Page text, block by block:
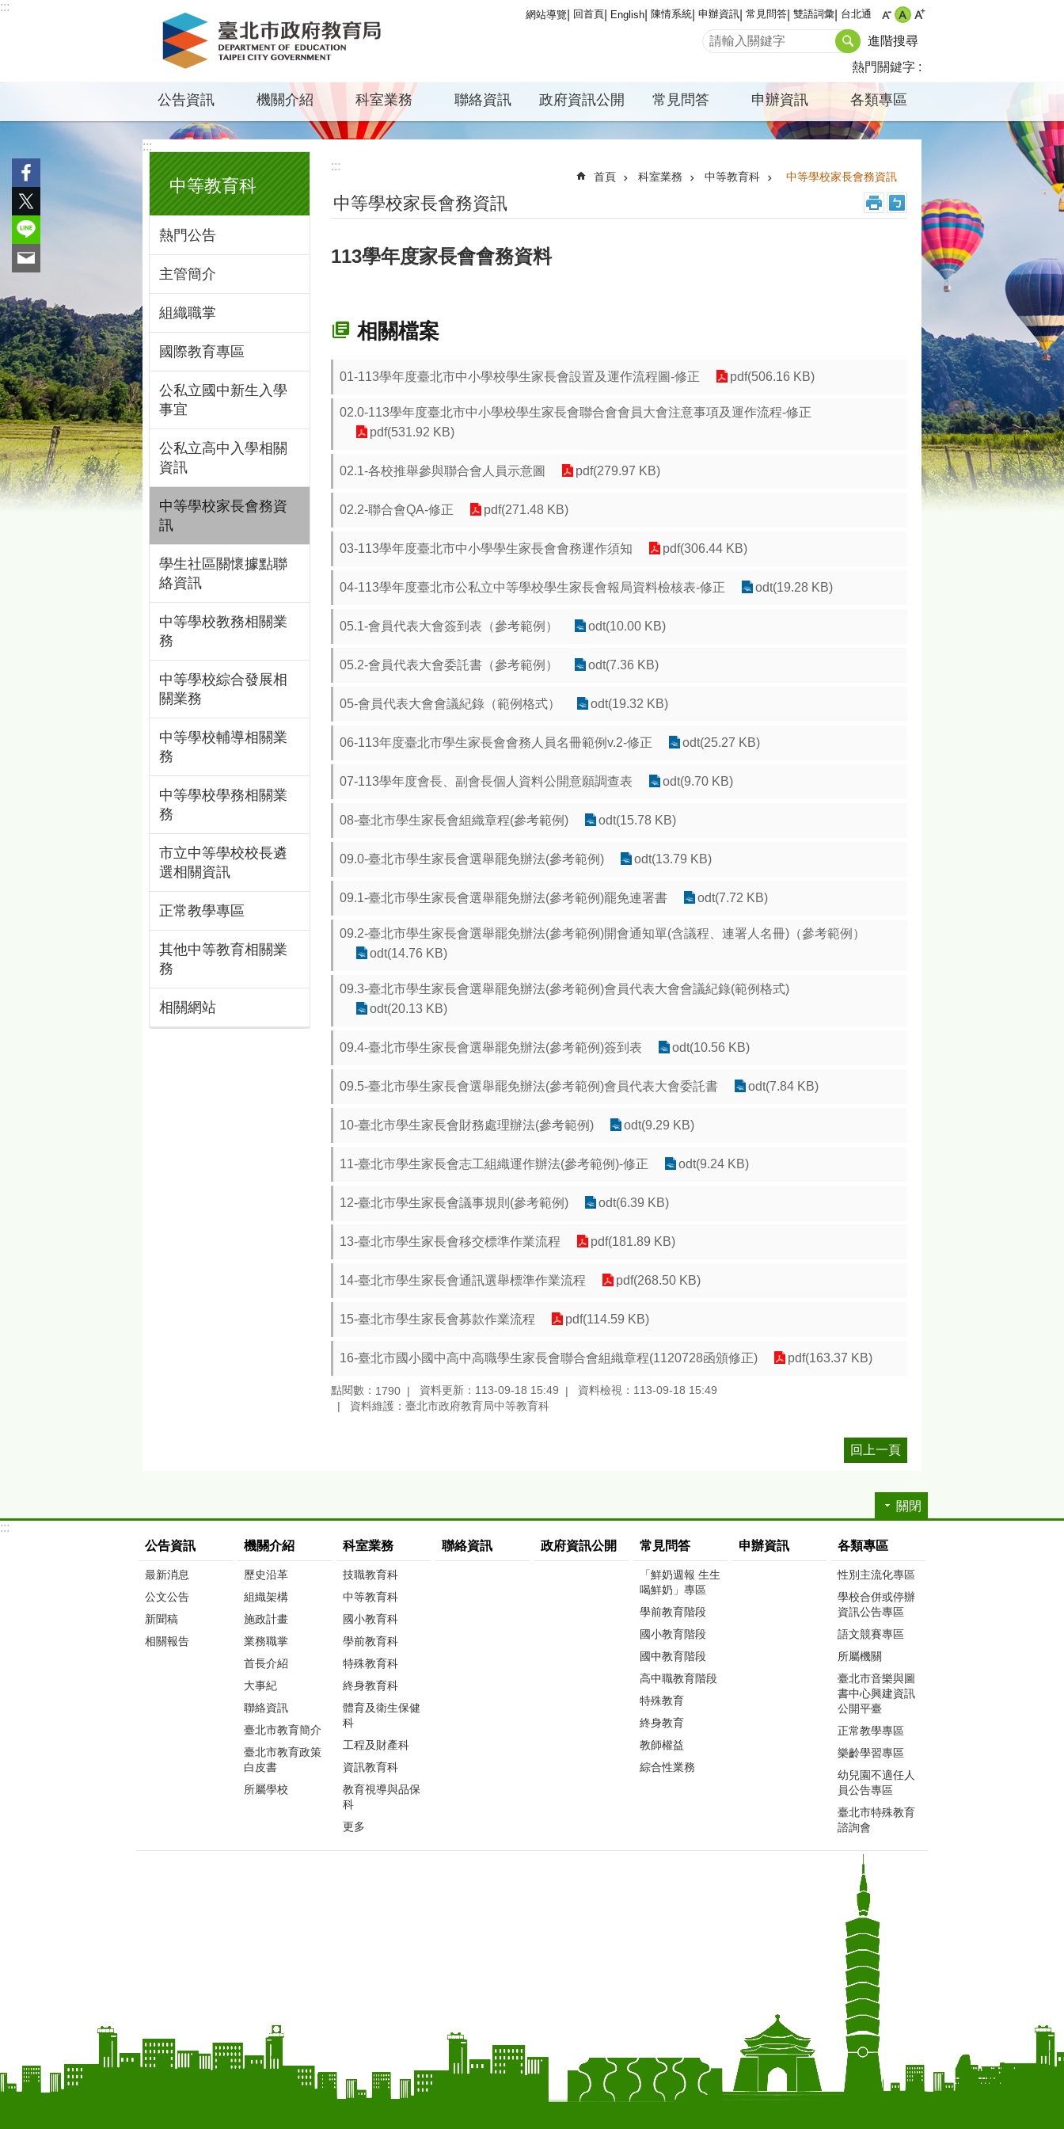
跳到主要內容區塊
:::
網站導覽 回首頁 English 陳情系統 申辦資訊 常見問答 雙語詞彙 台北通
進階搜尋
熱門關鍵字
公告資訊 機關介紹 科室業務 聯絡資訊 政府資訊公開 常見問答 申辦資訊 各類專區
:::
中等教育科
熱門公告
主管簡介
組織職掌
國際教育專區
公私立國中新生入學
事宜
公私立高中入學相關
資訊
中等學校家長會務資
訊
學生社區關懷據點聯
絡資訊
中等學校教務相關業
務
中等學校綜合發展相
關業務
中等學校輔導相關業
務
中等學校學務相關業
務
市立中等學校校長遴
選相關資訊
正常教學專區
其他中等教育相關業
務
相關網站
:::
首頁 科室業務 中等教育科 中等學校家長會務資訊
中等學校家長會務資訊
113學年度家長會會務資料
相關檔案
01-113學年度臺北市中小學校學生家長會設置及運作流程圖-修正 pdf(506.16 KB)
02.0-113學年度臺北市中小學校學生家長會聯合會會員大會注意事項及運作流程-修正
pdf(531.92 KB)
02.1-各校推舉參與聯合會人員示意圖 pdf(279.97 KB)
02.2-聯合會QA-修正 pdf(271.48 KB)
03-113學年度臺北市中小學學生家長會會務運作須知 pdf(306.44 KB)
04-113學年度臺北市公私立中等學校學生家長會報局資料檢核表-修正 odt(19.28 KB)
05.1-會員代表大會簽到表（參考範例） odt(10.00 KB)
05.2-會員代表大會委託書（參考範例） odt(7.36 KB)
05-會員代表大會會議紀錄（範例格式） odt(19.32 KB)
06-113年度臺北市學生家長會會務人員名冊範例v.2-修正 odt(25.27 KB)
07-113學年度會長、副會長個人資料公開意願調查表 odt(9.70 KB)
08-臺北市學生家長會組織章程(參考範例) odt(15.78 KB)
09.0-臺北市學生家長會選舉罷免辦法(參考範例) odt(13.79 KB)
09.1-臺北市學生家長會選舉罷免辦法(參考範例)罷免連署書 odt(7.72 KB)
09.2-臺北市學生家長會選舉罷免辦法(參考範例)開會通知單(含議程、連署人名冊)（參考範例）
odt(14.76 KB)
09.3-臺北市學生家長會選舉罷免辦法(參考範例)會員代表大會會議紀錄(範例格式)
odt(20.13 KB)
09.4-臺北市學生家長會選舉罷免辦法(參考範例)簽到表 odt(10.56 KB)
09.5-臺北市學生家長會選舉罷免辦法(參考範例)會員代表大會委託書 odt(7.84 KB)
10-臺北市學生家長會財務處理辦法(參考範例) odt(9.29 KB)
11-臺北市學生家長會志工組織運作辦法(參考範例)-修正 odt(9.24 KB)
12-臺北市學生家長會議事規則(參考範例) odt(6.39 KB)
13-臺北市學生家長會移交標準作業流程 pdf(181.89 KB)
14-臺北市學生家長會通訊選舉標準作業流程 pdf(268.50 KB)
15-臺北市學生家長會募款作業流程 pdf(114.59 KB)
16-臺北市國小國中高中高職學生家長會聯合會組織章程(1120728函頒修正) pdf(163.37 KB)
點閱數： 1790 資料更新：113-09-18 15:49
資料檢視：113-09-18 15:49
資料維護：臺北市政府教育局中等教育科
回上一頁
關閉
:::
公告資訊
最新消息
公文公告
新聞稿
相關報告
機關介紹
歷史沿革
組織架構
施政計畫
業務職掌
首長介紹
大事紀
聯絡資訊
臺北市教育簡介
臺北市教育政策
白皮書
所屬學校
科室業務
技職教育科
中等教育科
國小教育科
學前教育科
特殊教育科
終身教育科
體育及衛生保健
科
工程及財產科
資訊教育科
教育視導與品保
科
更多
聯絡資訊 政府資訊公開 常見問答
「鮮奶週報 生生
喝鮮奶」專區
學前教育階段
國小教育階段
國中教育階段
高中職教育階段
特殊教育
終身教育
教師權益
綜合性業務
申辦資訊 各類專區
性別主流化專區
學校合併或停辦
資訊公告專區
語文競賽專區
所屬機關
臺北市音樂與圖
書中心興建資訊
公開平臺
正常教學專區
樂齡學習專區
幼兒園不適任人
員公告專區
臺北市特殊教育
諮詢會